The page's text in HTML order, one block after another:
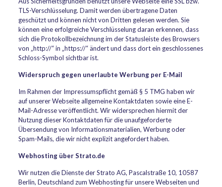
TLS-Verschlüsselung. Damit werden übertragene Daten
geschützt und können nicht von Dritten gelesen werden. Sie
können eine erfolgreiche Verschlüsselung daran erkennen, dass
sich die Protokollbezeichnung im der Statusleiste des Browsers
von „http://“ in „https://“ ändert und dass dort ein geschlossenes
Schloss-Symbol sichtbar ist.
Widerspruch gegen unerlaubte Werbung per E-Mail
Im Rahmen der Impressumspflicht gemäß § 5 TMG haben wir
auf unserer Webseite allgemeine Kontaktdaten sowie eine E-
Mail-Adresse veröffentlicht. Wir widersprechen hiermit der
Nutzung dieser Kontaktdaten für die unaufgeforderte
Übersendung von Informationsmaterialien, Werbung oder
Spam-Mails, die wir nicht explizit angefordert haben.
Webhosting über Strato.de
Wir nutzen die Dienste der Strato AG, Pascalstraße 10, 10587
Berlin, Deutschland zum Webhosting für unsere Webseiten und